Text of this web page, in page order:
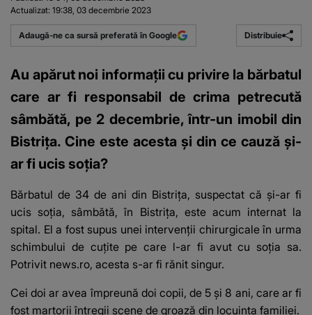
Actualizat: 19:38, 03 decembrie 2023
Adaugă-ne ca sursă preferată în Google Distribuie
Au apărut noi informații cu privire la bărbatul
care ar fi responsabil de crima petrecută
sâmbătă, pe 2 decembrie, într-un imobil din
Bistrița. Cine este acesta și din ce cauză și-
ar fi ucis soția?
Bărbatul de 34 de ani din Bistrița, suspectat că și-ar fi
ucis soția, sâmbătă, în Bistrița, este acum internat la
spital. El a fost supus unei intervenții chirurgicale în urma
schimbului de cuțite pe care l-ar fi avut cu soția sa.
Potrivit news.ro, acesta s-ar fi rănit singur.
Cei doi ar avea împreună doi copii, de 5 și 8 ani, care ar fi
fost martorii întregii scene de groază din locuința familiei.